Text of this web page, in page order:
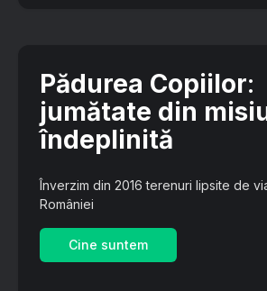
Pădurea Copiilor:
jumătate din
îndeplinită
Înverzim din 2016 terenuri lipsite de
României
Cine suntem